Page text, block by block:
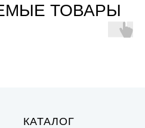
ТОВАРЫ
КАТАЛОГ